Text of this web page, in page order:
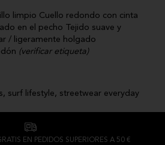
limpio Cuello redondo con cinta
en el pecho Tejido suave y
/ ligeramente holgado
(verificar etiqueta)
surf lifestyle, streetwear everyday
EN PEDIDOS SUPERIORES A 50 €